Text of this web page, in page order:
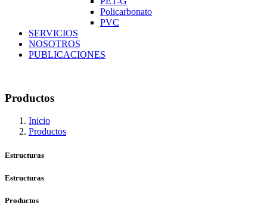
Policarbonato
PVC
SERVICIOS
NOSOTROS
PUBLICACIONES
Productos
Inicio
Productos
Estructuras
Estructuras
Productos